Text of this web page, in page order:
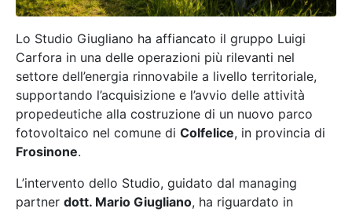
Lo Studio Giugliano ha affiancato il gruppo Luigi
Carfora in una delle operazioni più rilevanti nel
settore dell’energia rinnovabile a livello territoriale,
supportando l’acquisizione e l’avvio delle attività
propedeutiche alla costruzione di un nuovo parco
fotovoltaico nel comune di Colfelice, in provincia di
Frosinone.
L’intervento dello Studio, guidato dal managing
partner dott. Mario Giugliano, ha riguardato in